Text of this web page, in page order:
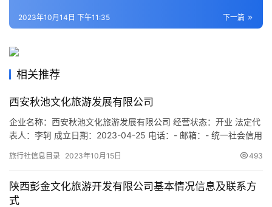
旅
城
市
下一篇
2023年10月14日 下午11:35
相关推荐
西安秋池文化旅游发展有限公司
企业名称：西安秋池文化旅游发展有限公司 经营状态：开业 法定代
表人：李轲 成立日期：2023-04-25 电话：- 邮箱：- 统一社会信用
态区欧亚大道1999号旭辉荣华公园大道2-1505 网址：- 经营范围：
划咨询；会议及展览服…
旅行社信息目录 2023年10月15日 493
陕西彭金文化旅游开发有限公司基本情况信息及联系方
式